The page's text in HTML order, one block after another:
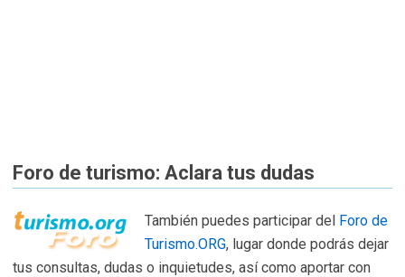
Foro de turismo: Aclara tus dudas
También puedes participar del Foro de
Turismo.ORG, lugar donde podrás dejar
tus consultas, dudas o inquietudes, así como aportar con